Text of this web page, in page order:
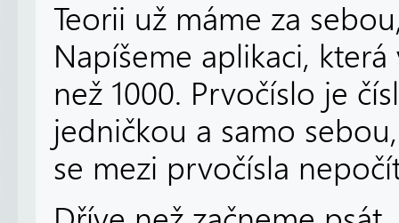
Teorii už máme za
Napíšeme aplikaci,
než 1000. Prvočíslo je
jedničkou a samo
se mezi prvočísla